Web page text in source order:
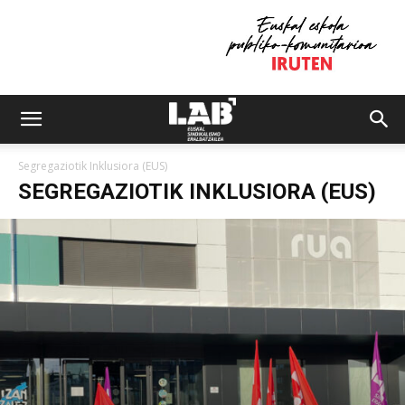
Segregaziotik Inklusiora (EUS)
SEGREGAZIOTIK INKLUSIORA (EUS)